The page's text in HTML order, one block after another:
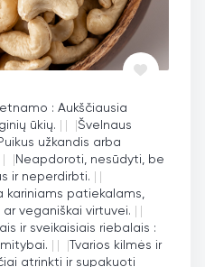
: Aukščiausia
ūkių. | | |Švelnaus
užkandis arba
| |Neapdoroti, nesūdyti, be
ir neperdirbti. | |
kariniams patiekalams,
veganiškai virtuvei. | |
ir sveikaisiais riebalais :
| | |Tvarios kilmės ir
atrinkti ir supakuoti